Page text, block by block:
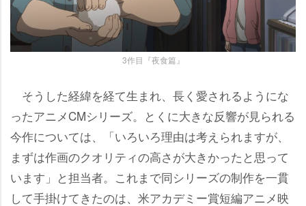
3作目『夜食篇』
そうした経緯を経て生まれ、長く愛されるようにな
ったアニメCMシリーズ。とくに大きな反響が見られる
今作については、「いろいろ理由は考えられますが、
まずは作画のクオリティの高さが大きかったと思って
います」と担当者。これまで同シリーズの制作を一貫
して手掛けてきたのは、米アカデミー賞短編アニメ映